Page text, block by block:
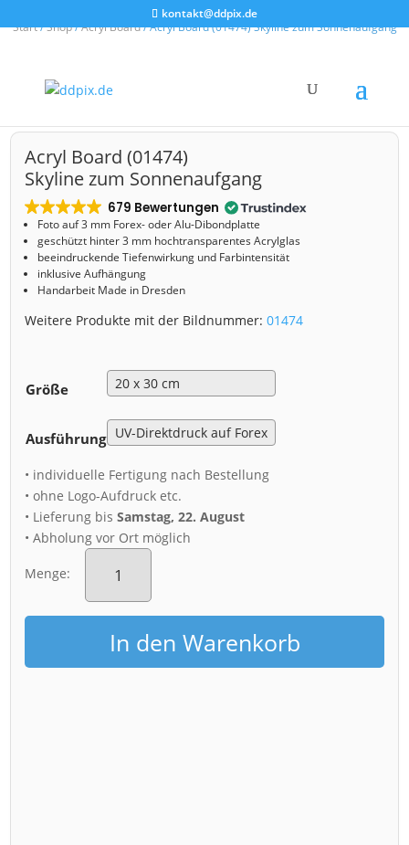
kontakt@ddpix.de
Start/Shop/Acryl Board/ Acryl Board (01474) Skyline zum Sonnenaufgang
Acryl Board (01474)
Skyline zum Sonnenaufgang
679 Bewertungen
Foto auf 3 mm Forex- oder Alu-Dibondplatte
geschützt hinter 3 mm hochtransparentes Acrylglas
beeindruckende Tiefenwirkung und Farbintensität
inklusive Aufhängung
Handarbeit Made in Dresden
Weitere Produkte mit der Bildnummer:01474
Größe
Ausführung
• individuelle Fertigung nach Bestellung
• ohne Logo-Aufdruck etc.
• Lieferung bisSamstag, 22. August
• Abholung vor Ort möglich
Menge:
Acryl
Board
Skyline
zum
Sonnenaufgang
MengeIn den Warenkorb